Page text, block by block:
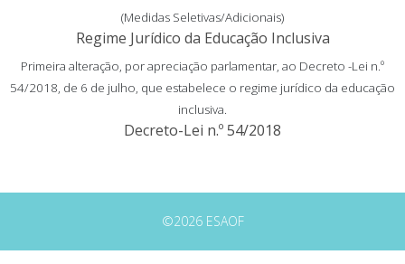
(Medidas Seletivas/Adicionais)
Regime Jurídico da Educação Inclusiva
Primeira alteração, por apreciação parlamentar, ao Decreto -Lei n.º
54/2018, de 6 de julho, que estabelece o regime jurídico da educação
inclusiva.
Decreto-Lei n.º 54/2018
©2026 ESAOF